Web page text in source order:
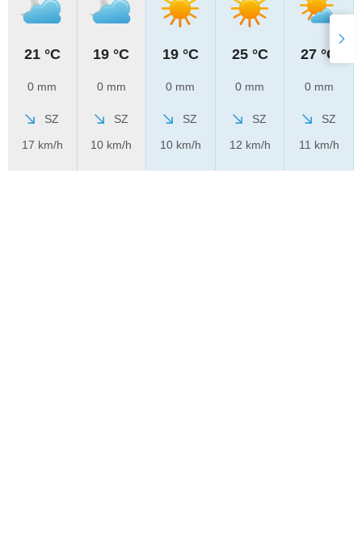
21 °C
0 mm
SZ
17 km/h
19 °C
0 mm
SZ
10 km/h
19 °C
0 mm
SZ
10 km/h
25 °C
0 mm
SZ
12 km/h
27 °C
0 mm
SZ
11 km/h